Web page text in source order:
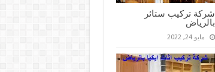
شركة تركيب ستائر
بالرياض
مايو 24, 2022